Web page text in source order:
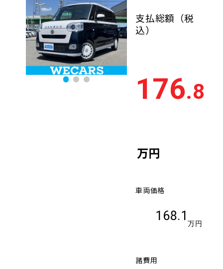
支払総額 （税
込）
176.8
万円
車両価格
168.1
万円
諸費用